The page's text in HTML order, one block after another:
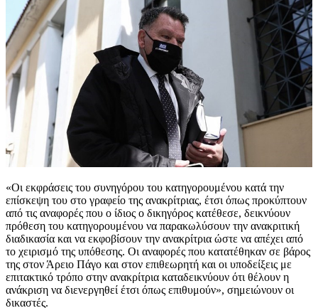
«Οι εκφράσεις του συνηγόρου του κατηγορουμένου κατά την
επίσκεψη του στο γραφείο της ανακρίτριας, έτσι όπως προκύπτουν
από τις αναφορές που ο ίδιος ο δικηγόρος κατέθεσε, δεικνύουν
πρόθεση του κατηγορουμένου να παρακωλύσουν την ανακριτική
διαδικασία και να εκφοβίσουν την ανακρίτρια ώστε να απέχει από
το χειρισμό της υπόθεσης. Οι αναφορές που κατατέθηκαν σε βάρος
της στον Άρειο Πάγο και στον επιθεωρητή και οι υποδείξεις με
επιτακτικό τρόπο στην ανακρίτρια καταδεικνύουν ότι θέλουν η
ανάκριση να διενεργηθεί έτσι όπως επιθυμούν», σημειώνουν οι
δικαστές.